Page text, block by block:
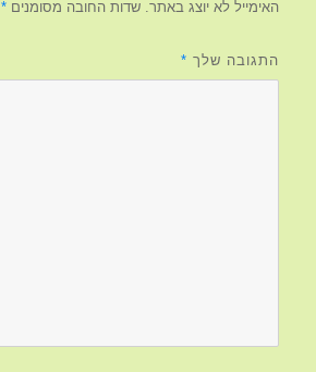
האימייל לא יוצג באתר. שדות החובה מסומנים*
התגובה שלך *